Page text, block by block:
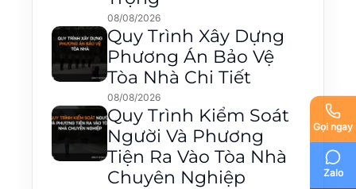
Gọi ngay
Zalo
08/08/2026
Quy Trình Xây Dựng
Phương Án Bảo Vệ
Tòa Nhà Chi Tiết
08/08/2026
Quy Trình Kiểm Soát
Người Và Phương
Tiện Ra Vào Tòa Nhà
Chuyên Nghiệp